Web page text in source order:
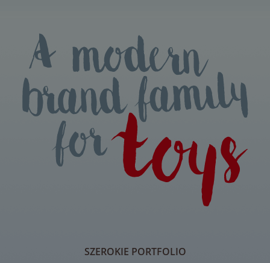
SZEROKIE PORTFOLIO